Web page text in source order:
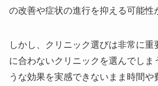
の改善や症状の進行を抑える可能性
しかし、クリニック選びは非常に重
に合わないクリニックを選んでしま
うな効果を実感できないまま時間や